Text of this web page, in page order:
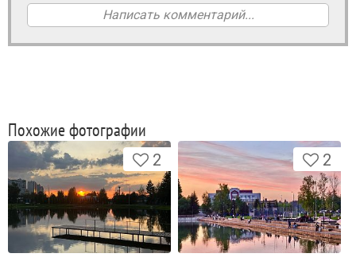
Написать комментарий...
Похожие фотографии
2 2